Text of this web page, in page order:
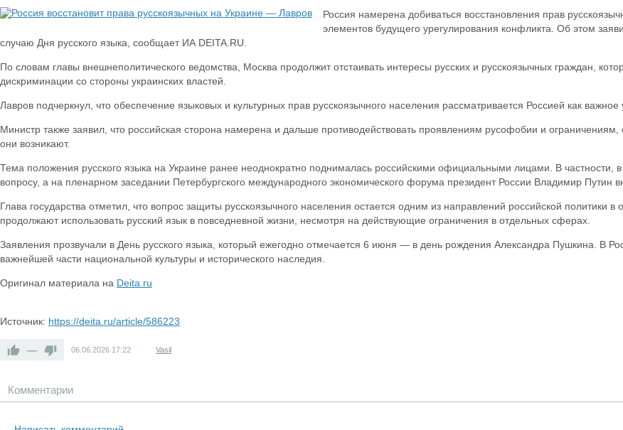
Россия намерена добиваться восстановления прав
элементов будущего урегулирования конфликта. Об этом
случаю Дня русского языка, сообщает ИА DEITA.RU.
По словам главы внешнеполитического ведомства, Москва продолжит отстаивать интересы русских и русскоязычных граждан,
дискриминации со стороны украинских властей.
Лавров подчеркнул, что обеспечение языковых и культурных прав русскоязычного населения рассматривается Россией как
Министр также заявил, что российская сторона намерена и дальше противодействовать проявлениям русофобии и ограничениям,
они возникают.
Тема положения русского языка на Украине ранее неоднократно поднималась российскими официальными лицами. В частности,
вопросу, а на пленарном заседании Петербургского международного экономического форума президент России Владимир Путин
Глава государства отметил, что вопрос защиты русскоязычного населения остается одним из направлений российской
продолжают использовать русский язык в повседневной жизни, несмотря на действующие ограничения в отдельных сферах.
Заявления прозвучали в День русского языка, который ежегодно отмечается 6 июня — в день рождения Александра Пушкина. В
важнейшей части национальной культуры и исторического наследия.
Оригинал материала на Deita.ru
Источник: https://deita.ru/article/586223
— 06.06.2026 17:22 Vasil
Комментарии